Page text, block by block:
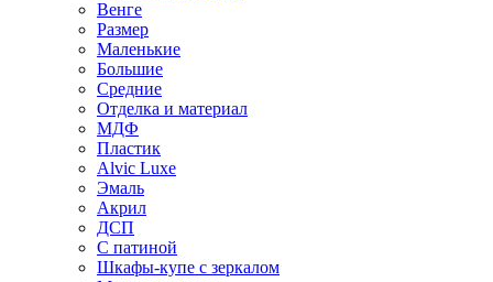
Венге
Размер
Маленькие
Большие
Средние
Отделка и материал
МДФ
Пластик
Alvic Luxe
Эмаль
Акрил
ДСП
С патиной
Шкафы-купе с зеркалом